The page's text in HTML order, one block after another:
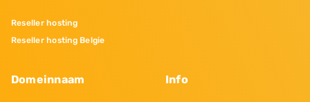
Reseller hosting
Reseller hosting Belgie
Domeinnaam Info